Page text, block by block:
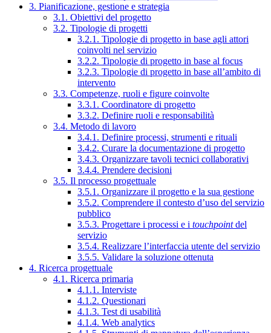
3. Pianificazione, gestione e strategia
3.1. Obiettivi del progetto
3.2. Tipologie di progetti
3.2.1. Tipologie di progetto in base agli attori
coinvolti nel servizio
3.2.2. Tipologie di progetto in base al focus
3.2.3. Tipologie di progetto in base all’ambito di
intervento
3.3. Competenze, ruoli e figure coinvolte
3.3.1. Coordinatore di progetto
3.3.2. Definire ruoli e responsabilità
3.4. Metodo di lavoro
3.4.1. Definire processi, strumenti e rituali
3.4.2. Curare la documentazione di progetto
3.4.3. Organizzare tavoli tecnici collaborativi
3.4.4. Prendere decisioni
3.5. Il processo progettuale
3.5.1. Organizzare il progetto e la sua gestione
3.5.2. Comprendere il contesto d’uso del servizio
pubblico
3.5.3. Progettare i processi e i touchpointdel
servizio
3.5.4. Realizzare l’interfaccia utente del servizio
3.5.5. Validare la soluzione ottenuta
4. Ricerca progettuale
4.1. Ricerca primaria
4.1.1. Interviste
4.1.2. Questionari
4.1.3. Test di usabilità
4.1.4. Web analytics